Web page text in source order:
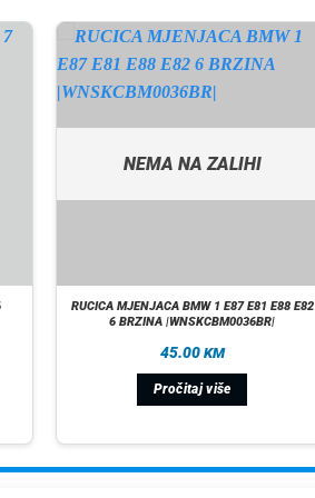
NEMA NA ZALIHI
RUCICA MJENJACA BMW 1 E87 E81 E88 E82
6 BRZINA |WNSKCBM0036BR|
45.00 KM
Pročitaj više